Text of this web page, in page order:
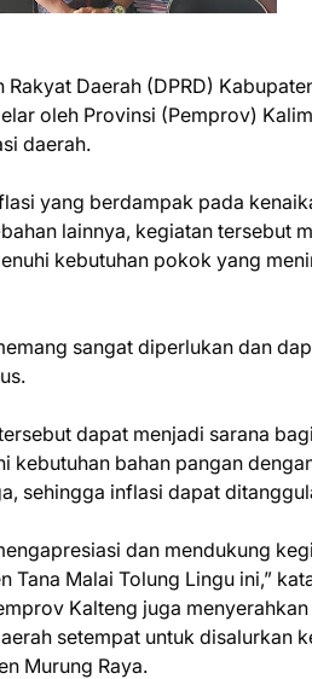
Daerah (DPRD)
oleh Provinsi (Pemprov)
daerah.
yang berdampak pada
lainnya, kegiatan tersebut
kebutuhan pokok yang
sangat diperlukan dan
dapat menjadi sarana
kebutuhan bahan pangan
sehingga inflasi dapat
dan mendukung
Malai Tolung Lingu ini,”
Kalteng juga
setempat untuk disalurkan
Murung Raya.